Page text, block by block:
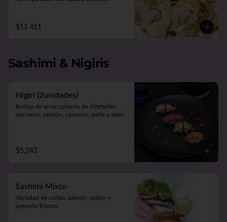
$11.411
Sashimi & Nigiris
Nigiri (2unidades)
Bolitas de arroz cubierta de diferentes
opciones: salmón, camarón, palta o atún.
$5.242
Sashimi Mixto
Variedad de cortes: salmón, pulpo y
pescado blanco.